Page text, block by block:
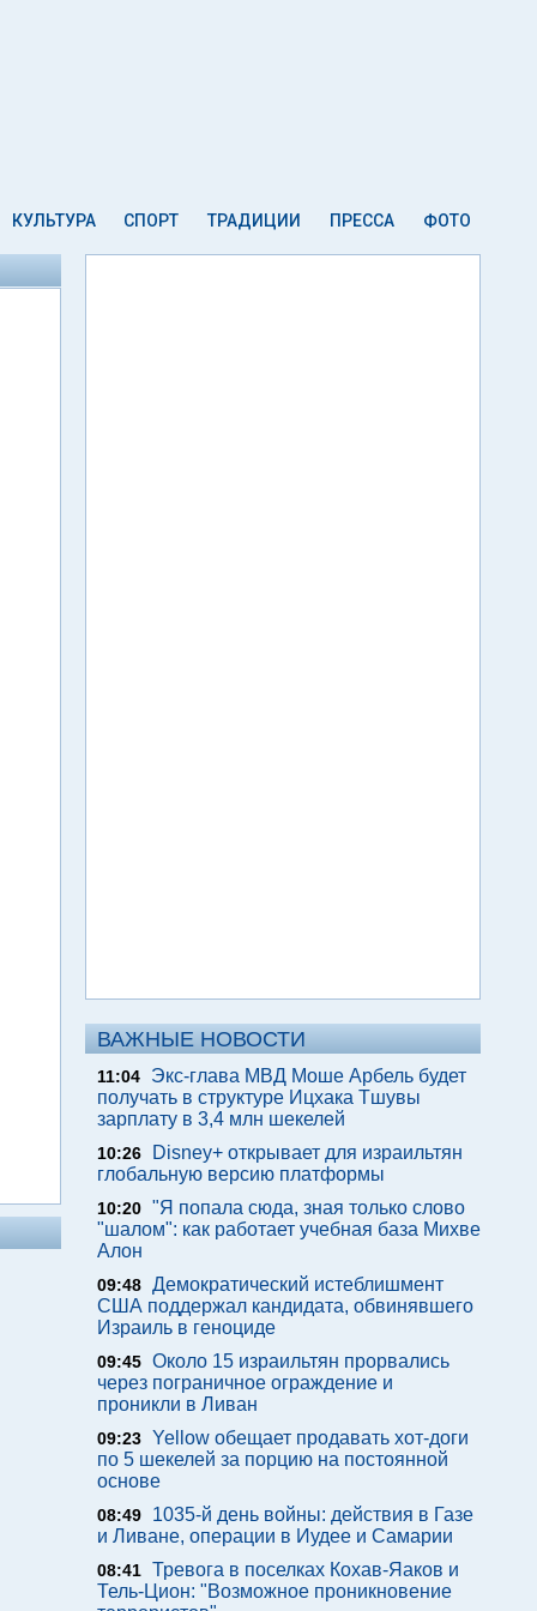
КУЛЬТУРА СПОРТ ТРАДИЦИИ ПРЕССА ФОТО
ВАЖНЫЕ НОВОСТИ
11:04
Экс-глава МВД Моше Арбель будет
получать в структуре Ицхака Тшувы
зарплату в 3,4 млн шекелей
10:26
Disney+ открывает для израильтян
глобальную версию платформы
10:20 "Я попала сюда, зная только слово
"шалом": как работает учебная база Михве
Алон
09:48 Демократический истеблишмент
США поддержал кандидата, обвинявшего
Израиль в геноциде
09:45 Около 15 израильтян прорвались
через пограничное ограждение и
проникли в Ливан
09:23 Yellow обещает продавать хот-доги
по 5 шекелей за порцию на постоянной
основе
08:49
1035-й день войны: действия в Газе
и Ливане, операции в Иудее и Самарии
08:41 Тревога в поселках Кохав-Яаков и
Тель-Цион: "Возможное проникновение